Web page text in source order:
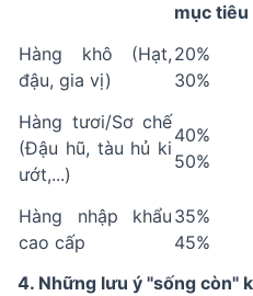
mục tiêu
Hàng khô (Hạt,
đậu, gia vị)
20%
30%
Hàng tươi/Sơ chế
(Đậu hũ, tàu hủ ki
ướt,...)
40%
50%
Hàng nhập khẩu
cao cấp
35%
45%
4. Những lưu ý "sống còn"